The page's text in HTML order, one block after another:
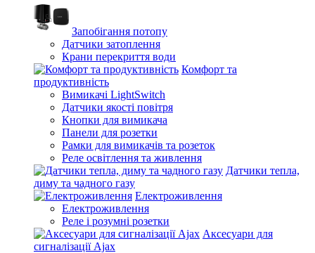
Запобігання потопу
Датчики затоплення
Крани перекриття води
Комфорт та
продуктивність
Вимикачі LightSwitch
Датчики якості повітря
Кнопки для вимикача
Панели для розетки
Рамки для вимикачів та розеток
Реле освітлення та живлення
Датчики тепла,
диму та чадного газу
Електроживлення
Електроживлення
Реле і розумні розетки
Аксесуари для
сигналізації Ajax